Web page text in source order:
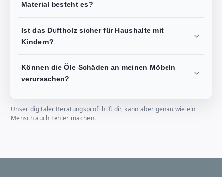
Material besteht es?
Ist das Duftholz sicher für Haushalte mit
Kindern?
Können die Öle Schäden an meinen Möbeln
verursachen?
Unser digitaler Beratungsprofi hilft dir, kann aber genau wie ein
Mensch auch Fehler machen.